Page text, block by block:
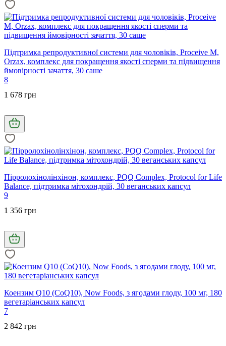
Підтримка репродуктивної системи для чоловіків, Proceive M,
Orzax, комплекс для покращення якості сперми та підвищення
ймовірності зачаття, 30 саше
8
1 678 грн
Пірролохінолінхінон, комплекс, PQQ Complex, Protocol for Life
Balance, підтримка мітохондрій, 30 веганських капсул
9
1 356 грн
Коензим Q10 (CoQ10), Now Foods, з ягодами глоду, 100 мг, 180
вегетаріанських капсул
7
2 842 грн